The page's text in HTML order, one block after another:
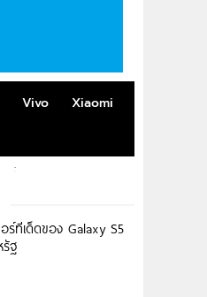
Vivo
Xiaomi
ทีเด็ดของ Galaxy S5
ฐ